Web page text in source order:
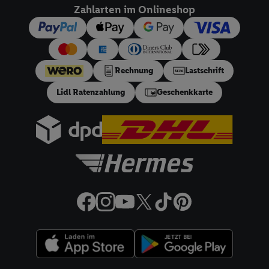
Zahlarten im Onlineshop
Rechnung Lastschrift
Lidl Ratenzahlung Geschenkkarte
dieser Werbeausspielungen.
Sofern Sie hier Ihre Zustimmung dazu erteilen und danach ein
Lidl Plus-Konto erstellen bzw. sich in Ihr bestehendes Lidl
Plus-Konto einloggen, kann darüber hinaus auch Ihre dort
angegebene E-Mail-Adresse von uns in gemeinsamer
Verantwortlichkeit mit einem der oben genannten Partner
verwendet werden, um daraus eine spezielle Online-Kennung
die sogleich beschriebene Utiq-Kennung verwenden können,
um Sie in von Dritten betriebenen Diensten zu erkennen und
uns und einem der anderen oben genannten Partner auch Ihre
gemeinsamer Verantwortlichkeit verarbeitet.
Zudem erlauben Sie uns, der Utiq SA/NV („Utiq“) und
in den Lidl-Diensten einzusetzen. Utiq prüft zunächst anhand
Ihrer IP-Adresse, ob die Technologie für Sie verfügbar ist.